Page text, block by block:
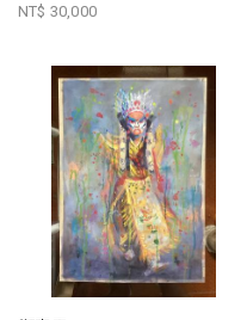
NT$ 30,000